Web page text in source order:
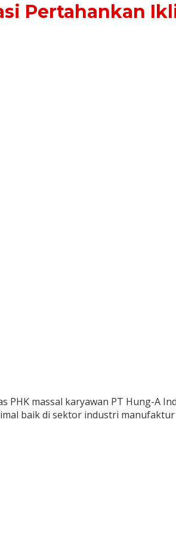
Pertahankan
massal karyawan PT Hung-A
baik di sektor industri